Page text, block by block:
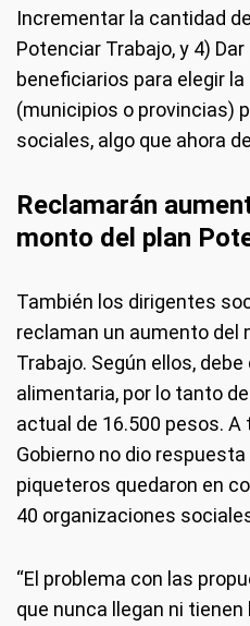
Incrementar la cantidad
Potenciar Trabajo, y 4)
beneficiarios para elegir la
(municipios o provincias)
sociales, algo que ahora
Reclamarán
monto del plan
También los dirigentes
reclaman un aumento del
Trabajo. Según ellos,
alimentaria, por lo tanto
actual de 16.500 pesos.
Gobierno no dio
piqueteros quedaron en
40 organizaciones
“El problema con las
que nunca llegan ni